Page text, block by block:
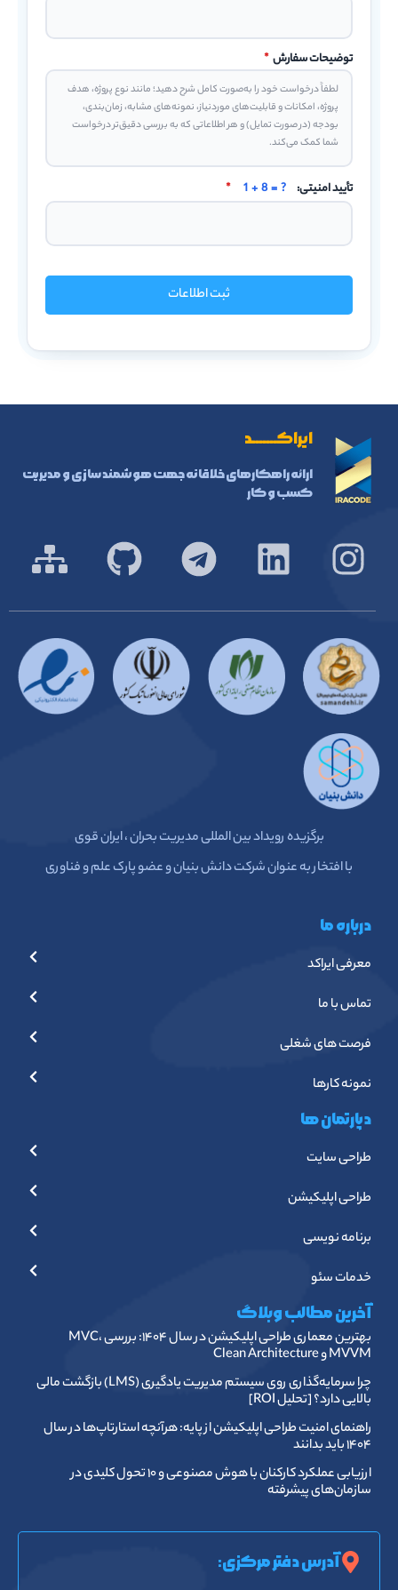
توضیحات سفارش *
تأیید امنیتی: 1 + 8 = ?
*
ثبت اطلاعات
درباره ما
معرفی ایراکد
تماس با ما
فرصت های شغلی
نمونه کارها
دپارتمان ها
طراحی سایت
طراحی اپلیکیشن
برنامه نویسی
خدمات سئو
آخرین مطالب وبلاگ
بهترین معماری طراحی اپلیکیشن در سال ۱۴۰۴: بررسی MVC،
MVVM و Clean Architecture
چرا سرمایه‌گذاری روی سیستم مدیریت یادگیری (LMS) بازگشت مالی
بالایی دارد؟ [تحلیل ROI]
راهنمای امنیت طراحی اپلیکیشن از پایه: هرآنچه استارتاپ‌ها در سال
۱۴۰۴ باید بدانند
ارزیابی عملکرد کارکنان با هوش مصنوعی و ۱۰ تحول کلیدی در
سازمان‌های پیشرفته
آدرس دفتر مرکزی:
ایراکـــــــد
ارائه راهکارهای خلاقانه جهت هوشمند سازی و مدیریت
کسب و کار
برگزیده رویداد بین المللی مدیریت بحران ، ایران قوی
با افتخار به عنوان شرکت دانش بنیان و عضو پارک علم و فناوری